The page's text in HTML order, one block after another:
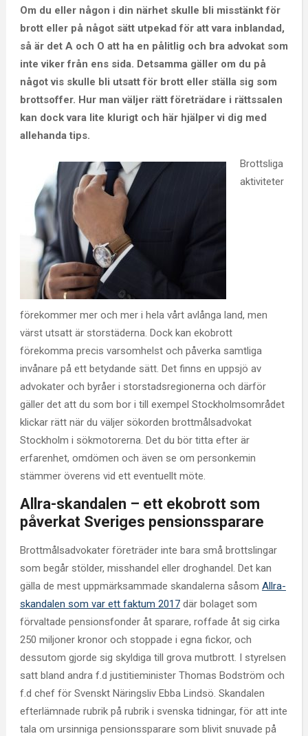
Om du eller någon i din närhet skulle bli misstänkt för
brott eller på något sätt utpekad för att vara inblandad,
så är det A och O att ha en pålitlig och bra advokat som
inte viker från ens sida. Detsamma gäller om du på
något vis skulle bli utsatt för brott eller ställa sig som
brottsoffer. Hur man väljer rätt företrädare i rättssalen
kan dock vara lite klurigt och här hjälper vi dig med
allehanda tips.
Brottsliga
aktiviteter
förekommer mer och mer i hela vårt avlånga land, men
värst utsatt är storstäderna. Dock kan ekobrott
förekomma precis varsomhelst och påverka samtliga
invånare på ett betydande sätt. Det finns en uppsjö av
advokater och byråer i storstadsregionerna och därför
gäller det att du som bor i till exempel Stockholmsområdet
klickar rätt när du väljer sökorden brottmålsadvokat
Stockholm i sökmotorerna. Det du bör titta efter är
erfarenhet, omdömen och även se om personkemin
stämmer överens vid ett eventuellt möte.
Allra-skandalen – ett ekobrott som
påverkat Sveriges pensionssparare
Brottmålsadvokater företräder inte bara små brottslingar
som begår stölder, misshandel eller droghandel. Det kan
gälla de mest uppmärksammade skandalerna såsom Allra-
skandalen som var ett faktum 2017där bolaget som
förvaltade pensionsfonder åt sparare, roffade åt sig cirka
250 miljoner kronor och stoppade i egna fickor, och
dessutom gjorde sig skyldiga till grova mutbrott. I styrelsen
satt bland andra f.d justitieminister Thomas Bodström och
f.d chef för Svenskt Näringsliv Ebba Lindsö. Skandalen
efterlämnade rubrik på rubrik i svenska tidningar, för att inte
tala om ursinniga pensionssparare som blivit snuvade på